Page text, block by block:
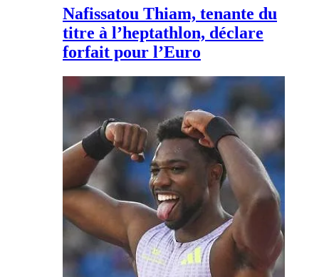
Nafissatou Thiam, tenante du
titre à l’heptathlon, déclare
forfait pour l’Euro